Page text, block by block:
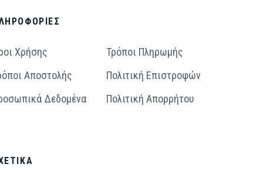
Χρήσης
Τρόποι Πληρωμής
Aποστολής
Πολιτική Επιστροφών
Δεδομένα
Πολιτική Απορρήτου